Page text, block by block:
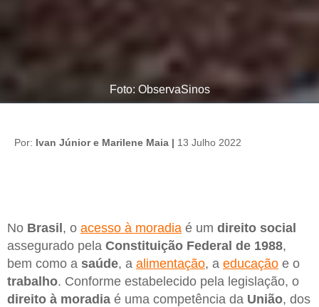
Foto: ObservaSinos
Por: Ivan Júnior e Marilene Maia | 13 Julho 2022
No Brasil, o acesso à moradia é um direito social
assegurado pela Constituição Federal de 1988,
bem como a saúde, a alimentação, a educação e o
trabalho. Conforme estabelecido pela legislação, o
direito à moradia é uma competência da União, dos